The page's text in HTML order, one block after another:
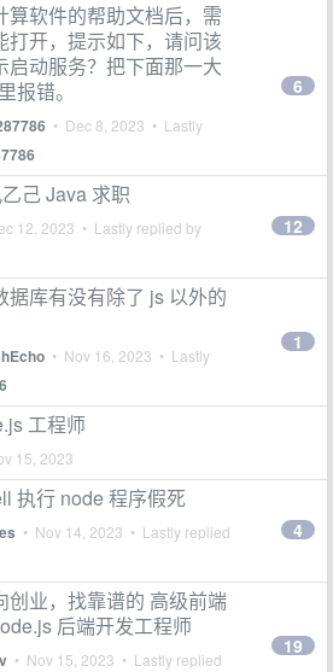
算软件的帮助文档后，需
打开，提示如下，请问该
启动服务？把下面那一大
报错。
• Dec 8, 2023 • Lastly
6
己 Java 求职
12, 2023 • Lastly replied by 12
据库有没有除了 js 以外的
• Nov 16, 2023 • Lastly
1
工程师
15, 2023
执行 node 程序假死
• Nov 14, 2023 • Lastly replied
4
创业，找靠谱的 高级前端
后端开发工程师
• Nov 15, 2023 • Lastly replied
19